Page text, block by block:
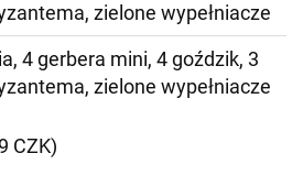
zielone wypełniacze
4 gerbera mini, 4 goździk, 3
zielone wypełniacze
CZK)